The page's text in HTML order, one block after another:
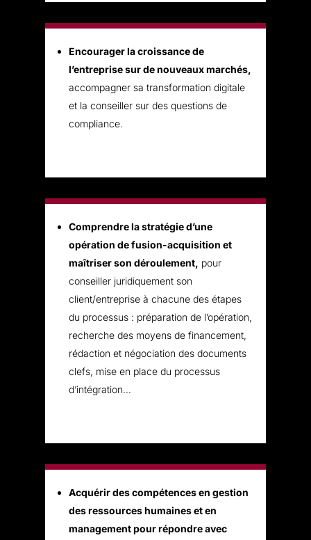
Encourager la croissance de
l’entreprise sur de nouveaux marchés,
accompagner sa transformation digitale
et la conseiller sur des questions de
compliance.
Comprendre la stratégie d’une
opération de fusion-acquisition et
maîtriser son déroulement, pour
conseiller juridiquement son
client/entreprise à chacune des étapes
du processus : préparation de l’opération,
recherche des moyens de financement,
rédaction et négociation des documents
clefs, mise en place du processus
d’intégration…
Acquérir des compétences en gestion
des ressources humaines et en
management pour répondre avec